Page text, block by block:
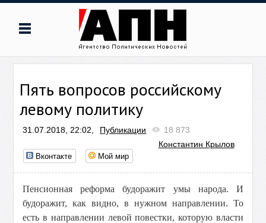
Пять вопросов российскому
левому политику
31.07.2018, 22:02, Публикации
18 873
Константин Крылов
Вконтакте Мой мир
Пенсионная реформа будоражит умы народа. И
будоражит, как видно, в нужном направлении. То
есть в направлении левой повестки, которую власти